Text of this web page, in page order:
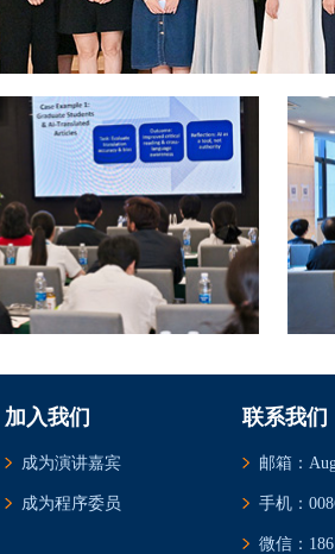
加入我们
成为演讲嘉宾
成为程序委员
联系我们
邮箱：
手机：
微信：